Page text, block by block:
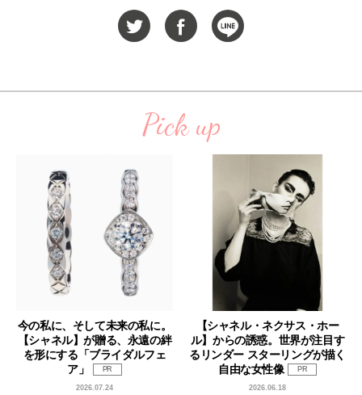
Pick up
今の私に、そして未来の私に。
【シャネル】が贈る、永遠の絆
を形にする「ブライダルフェ
ア」
PR
2026.07.24
【シャネル・ネクサス・ホー
ル】からの誘惑。世界が注目す
るリンダー スターリングが描く
自由な女性像
PR
2026.06.18